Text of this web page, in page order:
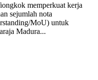
memperkuat kerja
sejumlah nota
MoU) untuk
Madura...